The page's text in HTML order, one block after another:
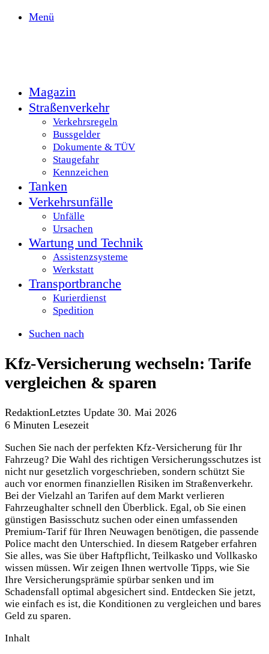
Menü
Magazin
Straßenverkehr
Verkehrsregeln
Bussgelder
Dokumente & TÜV
Staugefahr
Kennzeichen
Tanken
Verkehrsunfälle
Unfälle
Ursachen
Wartung und Technik
Assistenzsysteme
Werkstatt
Transportbranche
Kurierdienst
Spedition
Suchen nach
Kfz-Versicherung wechseln: Tarife
vergleichen & sparen
RedaktionLetztes Update 30. Mai 2026
6 Minuten Lesezeit
Suchen Sie nach der perfekten Kfz-Versicherung für Ihr
Fahrzeug? Die Wahl des richtigen Versicherungsschutzes ist
nicht nur gesetzlich vorgeschrieben, sondern schützt Sie
auch vor enormen finanziellen Risiken im Straßenverkehr.
Bei der Vielzahl an Tarifen auf dem Markt verlieren
Fahrzeughalter schnell den Überblick. Egal, ob Sie einen
günstigen Basisschutz suchen oder einen umfassenden
Premium-Tarif für Ihren Neuwagen benötigen, die passende
Police macht den Unterschied. In diesem Ratgeber erfahren
Sie alles, was Sie über Haftpflicht, Teilkasko und Vollkasko
wissen müssen. Wir zeigen Ihnen wertvolle Tipps, wie Sie
Ihre Versicherungsprämie spürbar senken und im
Schadensfall optimal abgesichert sind. Entdecken Sie jetzt,
wie einfach es ist, die Konditionen zu vergleichen und bares
Geld zu sparen.
Inhalt